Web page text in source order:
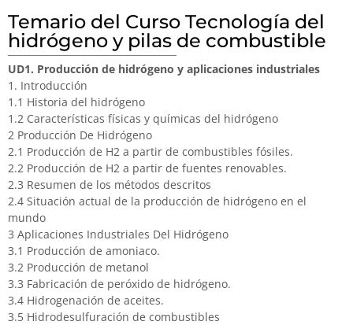
Temario del Curso Tecnología del
hidrógeno y pilas de combustible
UD1. Producción de hidrógeno y aplicaciones industriales
1. Introducción
1.1 Historia del hidrógeno
1.2 Características físicas y químicas del hidrógeno
2 Producción De Hidrógeno
2.1 Producción de H2 a partir de combustibles fósiles.
2.2 Producción de H2 a partir de fuentes renovables.
2.3 Resumen de los métodos descritos
2.4 Situación actual de la producción de hidrógeno en el
mundo
3 Aplicaciones Industriales Del Hidrógeno
3.1 Producción de amoniaco.
3.2 Producción de metanol
3.3 Fabricación de peróxido de hidrógeno.
3.4 Hidrogenación de aceites.
3.5 Hidrodesulfuración de combustibles